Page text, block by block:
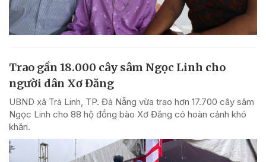
Trao gần 18.000 cây sâm Ngọc Linh cho
người dân Xơ Đăng
UBND xã Trà Linh, TP. Đà Nẵng vừa trao hơn 17.700 cây sâm
Ngọc Linh cho 88 hộ đồng bào Xơ Đăng có hoàn cảnh khó
khăn.